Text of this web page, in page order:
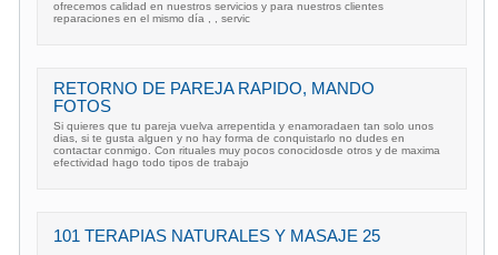
ofrecemos calidad en nuestros servicios y para nuestros clientes
reparaciones en el mismo día , , servic
RETORNO DE PAREJA RAPIDO, MANDO
FOTOS
Si quieres que tu pareja vuelva arrepentida y enamoradaen tan solo unos
dias, si te gusta alguen y no hay forma de conquistarlo no dudes en
contactar conmigo. Con rituales muy pocos conocidosde otros y de maxima
efectividad hago todo tipos de trabajo
101 TERAPIAS NATURALES Y MASAJE 25 